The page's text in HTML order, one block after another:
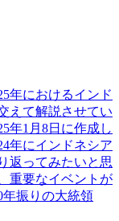
年におけるインド
えて解説させてい
年1月8日に作成し
年にインドネシア
返ってみたいと思
重要なイベントが
年振りの大統領